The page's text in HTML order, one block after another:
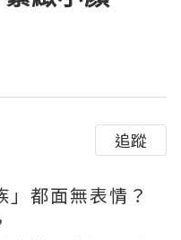
追蹤
都面無表情？